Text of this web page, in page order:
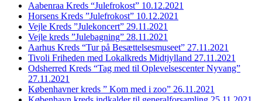
Aabenraa Kreds “Julefrokost” 10.12.2021
Horsens Kreds ”Julefrokost” 10.12.2021
Vejle Kreds ”Julekoncert” 29.11.2021
Vejle kreds ”Julebagning” 28.11.2021
Aarhus Kreds “Tur på Besættelsesmuseet” 27.11.2021
Tivoli Friheden med Lokalkreds Midtjylland 27.11.2021
Odsherred Kreds “Tag med til Oplevelsescenter Nyvang”
27.11.2021
Københavner kreds ” Kom med i zoo” 26.11.2021